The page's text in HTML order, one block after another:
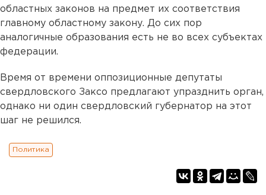
областных законов на предмет их соответствия
главному областному закону. До сих пор
аналогичные образования есть не во всех субъектах
федерации.
Время от времени оппозиционные депутаты
свердловского Заксо предлагают упразднить орган,
однако ни один свердловский губернатор на этот
шаг не решился.
Политика